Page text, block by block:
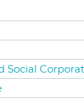
Social